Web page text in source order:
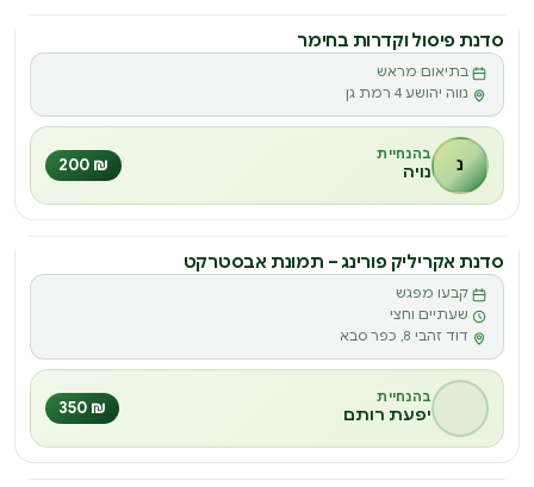
סדנה
ס
סדנת פיסול וקדרות בחימר
בתיאום מראש
נווה יהושע 4 רמת גן
נ בהנחיית
נויה ₪ 200
סדנה
ס
סדנת אקריליק פורינג – תמונת אבסטרקט
קבעו מפגש
שעתיים וחצי
דוד זהבי 8, כפר סבא
בהנחיית
יפעת רותם ₪ 350